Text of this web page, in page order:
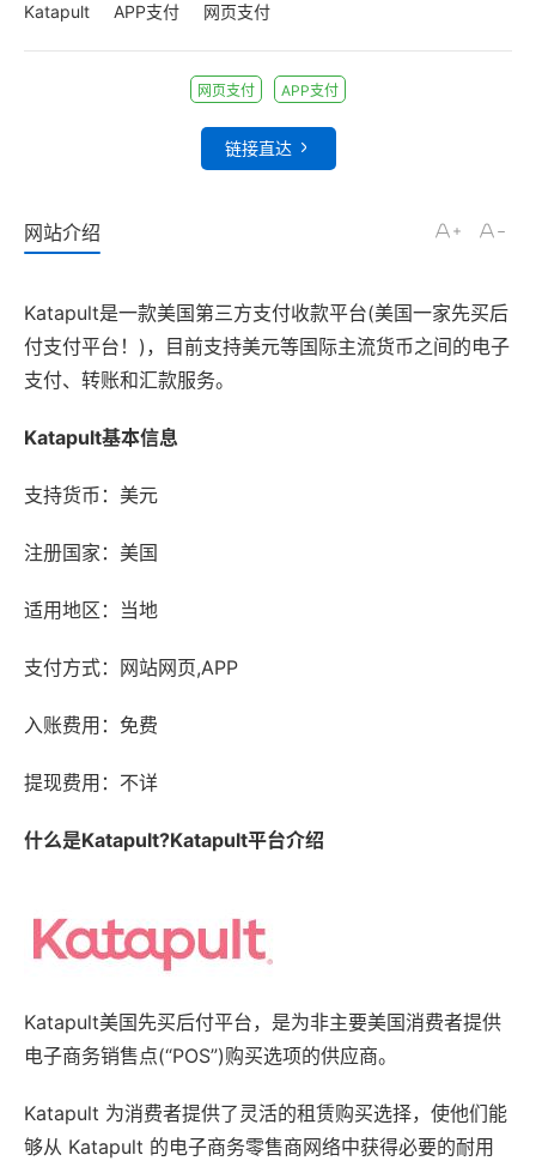
Katapult
APP支付 网页支付
网页支付 APP支付
链接直达
网站介绍
Katapult是一款美国第三方支付收款平台(美国一家先买后
付支付平台！)，目前支持美元等国际主流货币之间的电子
支付、转账和汇款服务。
Katapult基本信息
支持货币：美元
注册国家：美国
适用地区：当地
支付方式：网站网页,APP
入账费用：免费
提现费用：不详
什么是Katapult?Katapult平台介绍
Katapult美国先买后付平台，是为非主要美国消费者提供
电子商务销售点(“POS”)购买选项的供应商。
Katapult 为消费者提供了灵活的租赁购买选择，使他们能
够从 Katapult 的电子商务零售商网络中获得必要的耐用